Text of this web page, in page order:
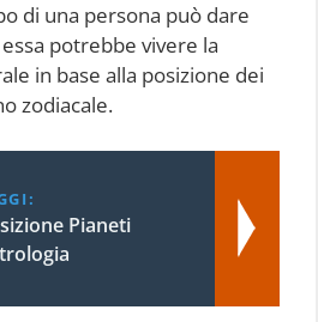
di una persona può dare
potrebbe vivere la
in base alla posizione dei
zodiacale.
Pianeti